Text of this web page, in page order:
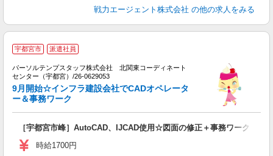
戦力エージェント株式会社 の他の求人をみる
宇都宮市 派遣社員
パーソルテンプスタッフ株式会社 北関東コーディネート
センター（宇都宮）/26-0629053
9月開始☆インフラ建設会社でCADオペレータ
ー＆事務ワーク
［宇都宮市峰］AutoCAD、IJCAD使用☆図面の修正＋事務ワーク
時給1700円